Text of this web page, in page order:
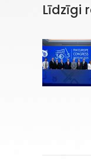
Līdzīgi